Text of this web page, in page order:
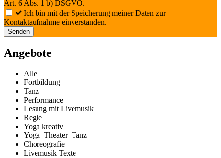
Art. 6 Abs. 1 b) DSGVO.
Ich bin mit der Speicherung meiner Daten zur
Kontaktaufnahme einverstanden.
Senden
Angebote
Alle
Fortbildung
Tanz
Performance
Lesung mit Livemusik
Regie
Yoga kreativ
Yoga–Theater–Tanz
Choreografie
Livemusik Texte